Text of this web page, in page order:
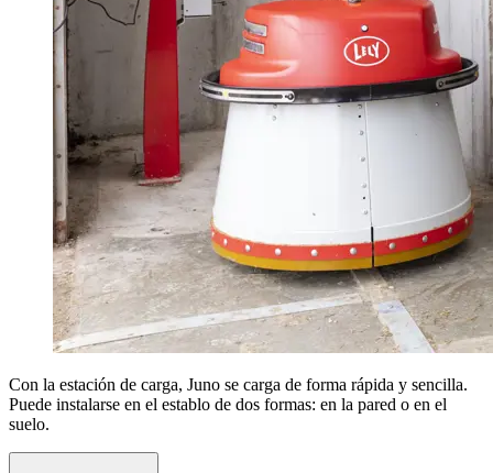
Con la estación de carga, Juno se carga de forma rápida y sencilla.
Puede instalarse en el establo de dos formas: en la pared o en el
suelo.